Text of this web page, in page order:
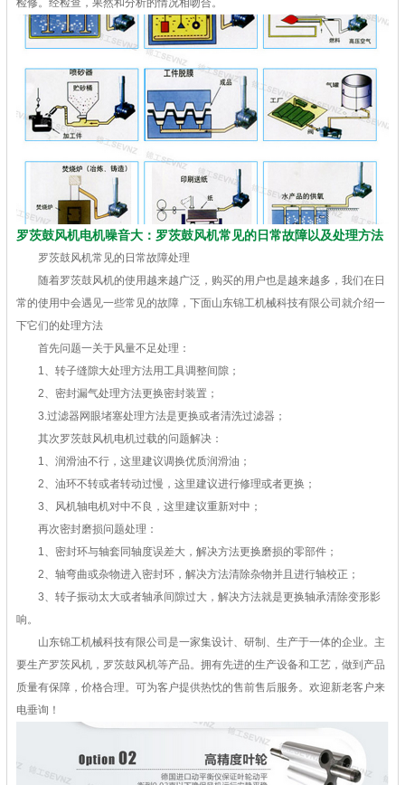
罗茨鼓风机电机噪音大：罗茨鼓风机常见的日常故障以及处理方法
罗茨鼓风机常见的日常故障处理
随着罗茨鼓风机的使用越来越广泛，购买的用户也是越来越多，我们在日
常的使用中会遇见一些常见的故障，下面山东锦工机械科技有限公司就介绍一
下它们的处理方法
首先问题一关于风量不足处理：
1、转子缝隙大处理方法用工具调整间隙；
2、密封漏气处理方法更换密封装置；
3.过滤器网眼堵塞处理方法是更换或者清洗过滤器；
其次罗茨鼓风机电机过载的问题解决：
1、润滑油不行，这里建议调换优质润滑油；
2、油环不转或者转动过慢，这里建议进行修理或者更换；
3、风机轴电机对中不良，这里建议重新对中；
再次密封磨损问题处理：
1、密封环与轴套同轴度误差大，解决方法更换磨损的零部件；
2、轴弯曲或杂物进入密封环，解决方法清除杂物并且进行轴校正；
3、转子振动太大或者轴承间隙过大，解决方法就是更换轴承清除变形影
响。
山东锦工机械科技有限公司是一家集设计、研制、生产于一体的企业。主
要生产罗茨风机，罗茨鼓风机等产品。拥有先进的生产设备和工艺，做到产品
质量有保障，价格合理。可为客户提供热忱的售前售后服务。欢迎新老客户来
电垂询！